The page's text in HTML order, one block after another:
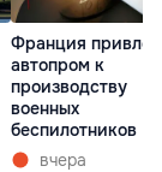
Франция
автопром к
производству
военных
беспилотников
вчера